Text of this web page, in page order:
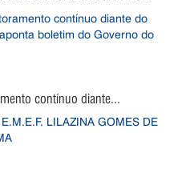
contínuo diante...